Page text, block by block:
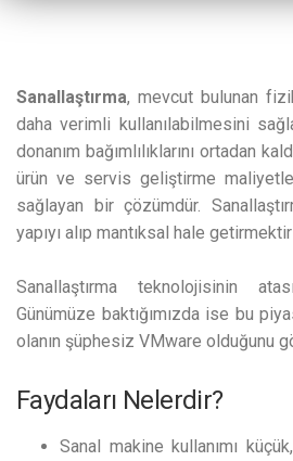
Sanallaştırma, mevcut bulunan
daha verimli kullanılabilmesini
donanım bağımlılıklarını ortadan
ürün ve servis geliştirme
sağlayan bir çözümdür.
yapıyı alıp mantıksal hale
Sanallaştırma teknolojisinin
Günümüze baktığımızda ise bu
olanın şüphesiz VMware olduğunu
Faydaları Nelerdir?
Sanal makine kullanımı